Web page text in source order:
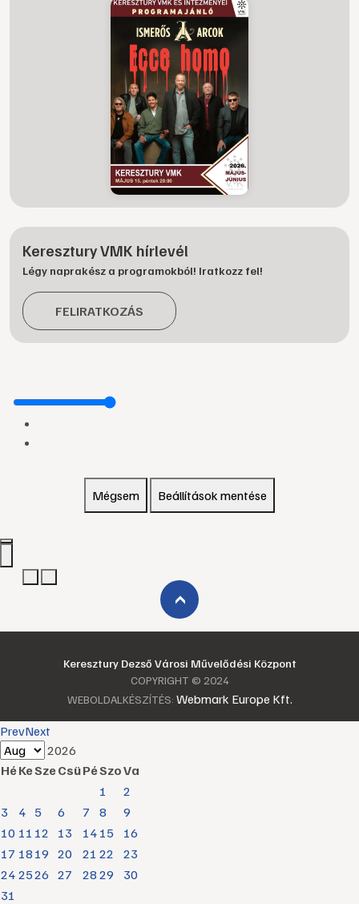
Keresztury VMK hírlevél
Légy naprakész a programokból! Iratkozz fel!
FELIRATKOZÁS
Mégsem Beállítások mentése
›
Keresztury Dezső Városi Művelődési Központ
COPYRIGHT © 2024
WEBOLDALKÉSZÍTÉS: Webmark Europe Kft.
PrevNext
2026
HéKeSzeCsüPéSzoVa
1
2
3
4 5 6 7 8
9
10 11 12 13 14 15
16
17 18 19 20 21 22
23
24 2526 27 28 29
30
31